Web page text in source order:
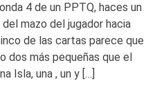
4 de un PPTQ, haces un
del mazo del jugador hacia
de las cartas parece que
dos más pequeñas que el
Isla, una , un y […]